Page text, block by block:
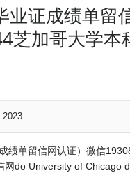
业证成绩单
芝加哥大学
绩单留信网认证）微信
网do University of Chicago